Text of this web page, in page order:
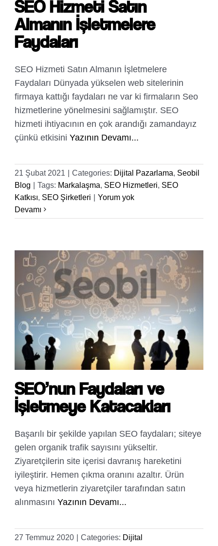
SEO Hizmeti Satın
Almanın İşletmelere
Faydaları
SEO Hizmeti Satın Almanın İşletmelere
Faydaları Dünyada yükselen web sitelerinin
firmaya kattığı faydaları ne var ki firmaların Seo
hizmetlerine yönelmesini sağlamıştır. SEO
hizmeti ihtiyacının en çok arandığı zamandayız
çünkü etkisini Yazının Devamı...
21 Şubat 2021 Categories: Dijital Pazarlama, Seobil
Blog
Tags: Markalaşma, SEO Hizmetleri, SEO
Katkısı, SEO Şirketleri
Yorum yok
Devamı
SEO’nun Faydaları ve
İşletmeye Katacakları
Başarılı bir şekilde yapılan SEO faydaları; siteye
gelen organik trafik sayısını yükseltir.
Ziyaretçilerin site içerisi davranış hareketini
iyileştirir. Hemen çıkma oranını azaltır. Ürün
veya hizmetlerin ziyaretçiler tarafından satın
alınmasını Yazının Devamı...
27 Temmuz 2020 Categories: Dijital